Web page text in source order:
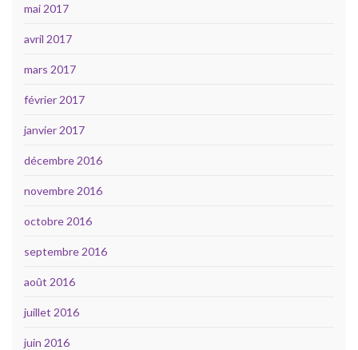
mai 2017
avril 2017
mars 2017
février 2017
janvier 2017
décembre 2016
novembre 2016
octobre 2016
septembre 2016
août 2016
juillet 2016
juin 2016